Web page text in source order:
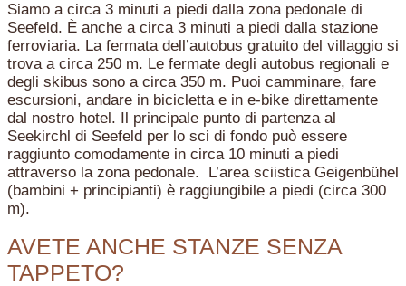
Siamo a circa 3 minuti a piedi dalla zona pedonale di
Seefeld. È anche a circa 3 minuti a piedi dalla stazione
ferroviaria. La fermata dell’autobus gratuito del villaggio si
trova a circa 250 m. Le fermate degli autobus regionali e
degli skibus sono a circa 350 m. Puoi camminare, fare
escursioni, andare in bicicletta e in e-bike direttamente
dal nostro hotel. Il principale punto di partenza al
Seekirchl di Seefeld per lo sci di fondo può essere
raggiunto comodamente in circa 10 minuti a piedi
attraverso la zona pedonale. L’area sciistica Geigenbühel
(bambini + principianti) è raggiungibile a piedi (circa 300
m).
AVETE ANCHE STANZE SENZA
TAPPETO?